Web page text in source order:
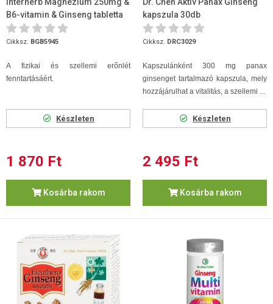
B6-vitamin & Ginseng tabletta
30 db
Cikksz. BGB5945
A fizikai és szellemi erőnlét
fenntartásáért.
Készleten
1 870 Ft
Kosárba rakom
kapszula 30db
Cikksz. DRC3029
Kapszulánként 300 mg panax
ginsenget tartalmazó kapszula, mely
hozzájárulhat a vitalitás, a szellemi ...
Készleten
2 495 Ft
Kosárba rakom